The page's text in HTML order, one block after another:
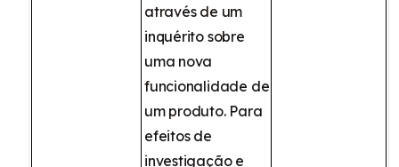
através de um
inquérito sobre
uma nova
funcionalidade de
um produto. Para
efeitos de
investigação e